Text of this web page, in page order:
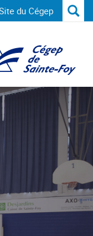
du Cégep
Sainte-Foy